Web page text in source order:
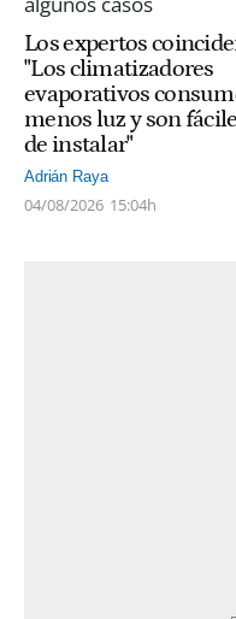
Los expertos
"Los climatizadores
evaporativos
menos luz y son
de instalar"
Adrián Raya
04/08/2026 15:04h